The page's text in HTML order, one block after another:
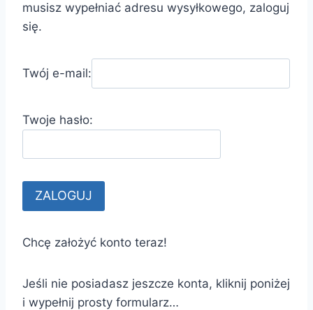
musisz wypełniać adresu wysyłkowego, zaloguj
się.
Twój e-mail:
Twoje hasło:
Chcę założyć konto teraz!
Jeśli nie posiadasz jeszcze konta, kliknij poniżej
i wypełnij prosty formularz…